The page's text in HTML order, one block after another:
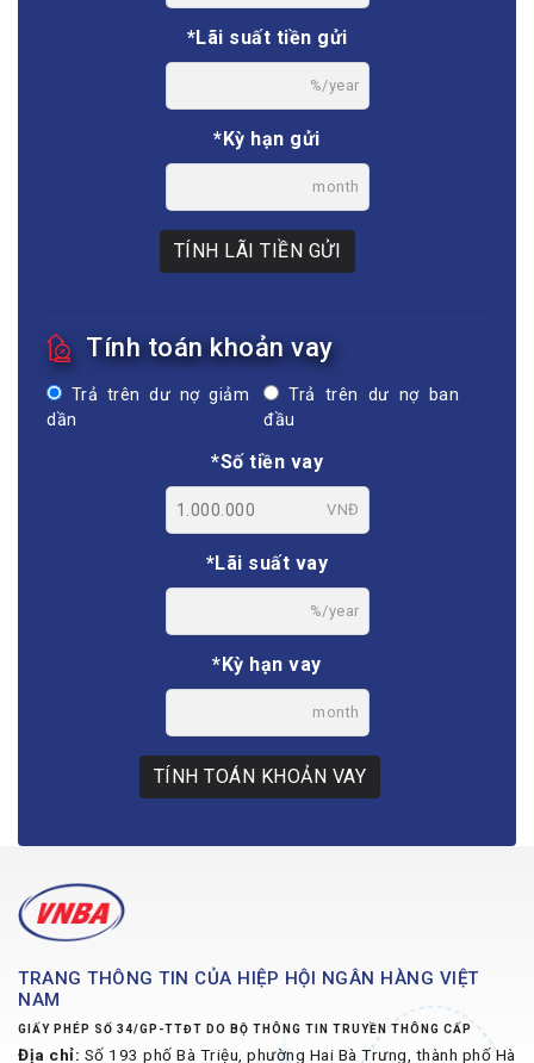
*Lãi suất tiền gửi
%/year
*Kỳ hạn gửi
month
TÍNH LÃI TIỀN GỬI
Tính toán khoản vay
Trả trên dư nợ giảm
dần
Trả trên dư nợ ban
đầu
*Số tiền vay
VNĐ
*Lãi suất vay
%/year
*Kỳ hạn vay
month
TÍNH TOÁN KHOẢN VAY
TRANG THÔNG TIN CỦA HIỆP HỘI NGÂN HÀNG VIỆT
NAM
GIẤY PHÉP SỐ 34/GP-TTĐT DO BỘ THÔNG TIN TRUYỀN THÔNG CẤP
Địa chỉ: Số 193 phố Bà Triệu, phường Hai Bà Trưng, thành phố Hà